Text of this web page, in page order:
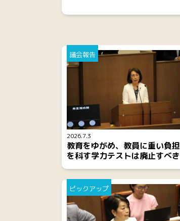
2026.7.3
議会報告
教育をゆがめ、教員に重い負担
を科す学力テストは廃止すべき
ピックアップ